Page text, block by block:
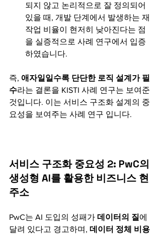
되지 않고 논리적으로 잘 정의되어
있을 때, 개발 단계에서 발생하는 재
작업 비율이 현저히 낮아진다는 점
을 실증적으로 사례 연구에서 입증
하였습니다.
즉, 애자일일수록 단단한 로직 설계가 필
수라는 결론을 KISTI 사례 연구는 보여준
것입니다. 이는 서비스 구조화 설계의 중
요성을 보여주는 사례 연구 입니다.
서비스 구조화 중요성 2: PwC의
생성형 AI를 활용한 비즈니스 현
주소
PwC는 AI 도입의 성패가 데이터의 질 에
달려 있다고 경고하며, 데이터 정체 비용